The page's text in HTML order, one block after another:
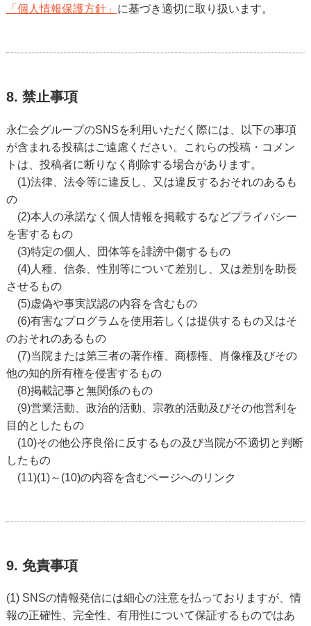
「個人情報保護方針」 に基づき適切に取り扱います。
8. 禁止事項
永仁会グループのSNSを利用いただく際には、以下の事項
が含まれる投稿はご遠慮ください。これらの投稿・コメン
トは、投稿者に断りなく削除する場合があります。
(1)法律、法令等に違反し、又は違反するおそれのあるも
の
(2)本人の承諾なく個人情報を掲載するなどプライバシー
を害するもの
(3)特定の個人、団体等を誹謗中傷するもの
(4)人種、信条、性別等について差別し、又は差別を助長
させるもの
(5)虚偽や事実誤認の内容を含むもの
(6)有害なプログラムを使用若しくは提供するもの又はそ
のおそれのあるもの
(7)当院または第三者の著作権、商標権、肖像権及びその
他の知的所有権を侵害するもの
(8)掲載記事と無関係のもの
(9)営業活動、政治的活動、宗教的活動及びその他営利を
目的としたもの
(10)その他公序良俗に反するもの及び当院が不適切と判断
したもの
(11)(1)～(10)の内容を含むページへのリンク
9. 免責事項
(1) SNSの情報発信には細心の注意を払っておりますが、情
報の正確性、完全性、有用性について保証するものではあ